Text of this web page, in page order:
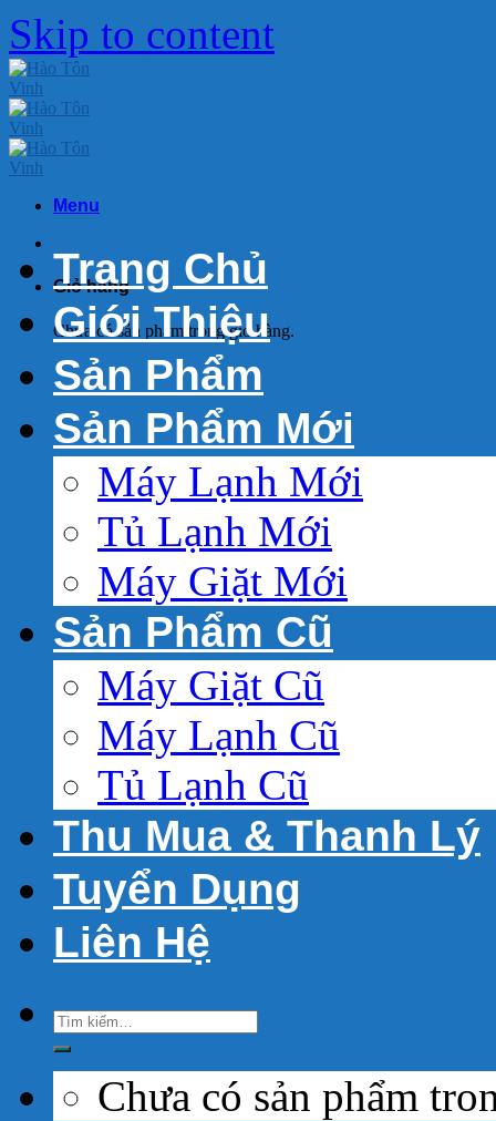
Skip to content
Menu
Giỏ hàng
Chưa có sản phẩm trong giỏ hàng.
Trang Chủ
Giới Thiệu
Sản Phẩm
Sản Phẩm Mới
Máy Lạnh Mới
Tủ Lạnh Mới
Máy Giặt Mới
Sản Phẩm Cũ
Máy Giặt Cũ
Máy Lạnh Cũ
Tủ Lạnh Cũ
Thu Mua & Thanh Lý
Tuyển Dụng
Liên Hệ
Chưa có sản phẩm